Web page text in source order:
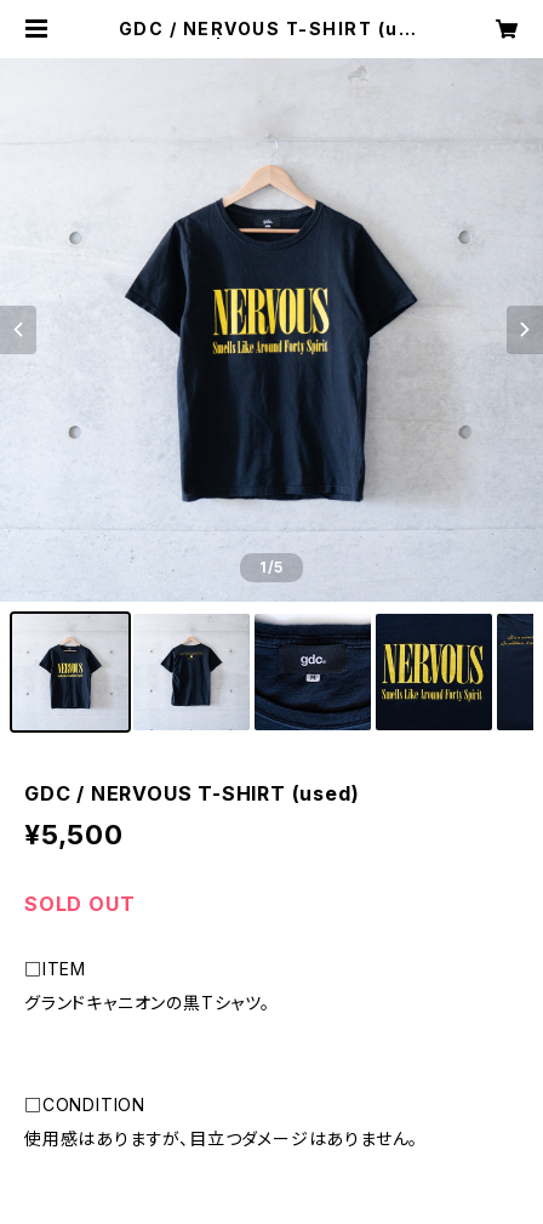
GDC / NERVOUS T-SHIRT (use
1/5
GDC / NERVOUS T-SHIRT (used)
¥5,500
SOLD OUT
□ITEM
グランドキャニオンの黒Tシャツ。
□CONDITION
使用感はありますが、目立つダメージはありません。